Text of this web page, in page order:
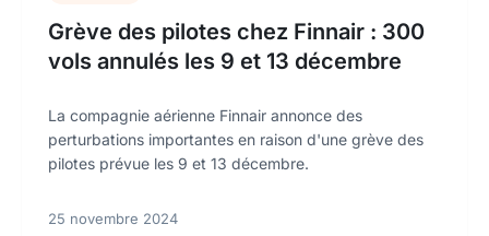
Grève des pilotes chez Finnair : 300
vols annulés les 9 et 13 décembre
La compagnie aérienne Finnair annonce des
perturbations importantes en raison d'une grève des
pilotes prévue les 9 et 13 décembre.
25 novembre 2024